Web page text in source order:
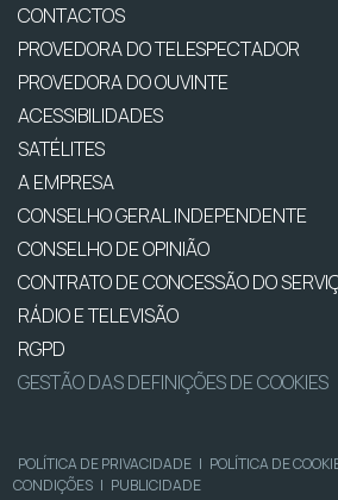
CONTACTOS
PROVEDORA DO TELESPECTADOR
PROVEDORA DO OUVINTE
ACESSIBILIDADES
SATÉLITES
A EMPRESA
CONSELHO GERAL INDEPENDENTE
CONSELHO DE OPINIÃO
CONTRATO DE CONCESSÃO DO
RÁDIO E TELEVISÃO
RGPD
GESTÃO DAS DEFINIÇÕES DE COOKIES
POLÍTICA DE PRIVACIDADE | POLÍTICA DE
CONDIÇÕES | PUBLICIDADE